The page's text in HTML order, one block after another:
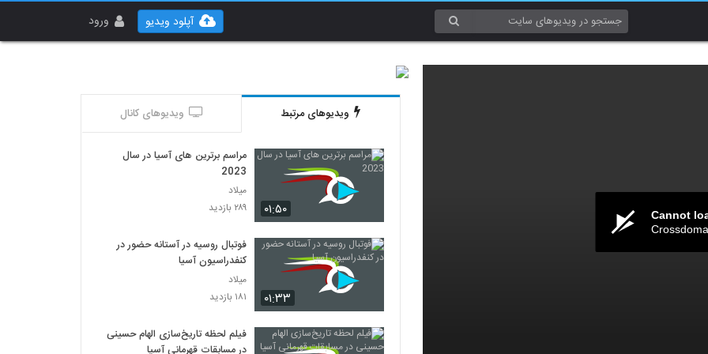
ورود آپلود ویدیو
Cannot
ویدیوهای مرتبط ویدیوهای کانال
۰۱:۵۰
مراسم برترین های آسیا در سال
2023
میلاد
۲۸۹ بازدید
۰۱:۳۳
فوتبال روسیه در آستانه حضور در
کنفدراسیون آسیا
میلاد
۱۸۱ بازدید
فیلم لحظه تاریخ‌سازی الهام حسینی
در مسابقات قهرمانی آسیا